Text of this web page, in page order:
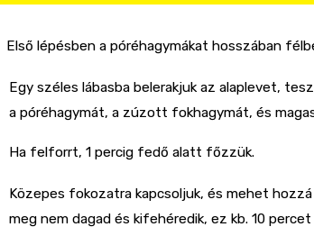
Első lépésben a póréhagymákat hosszában
Egy széles lábasba belerakjuk az alaplevet,
a póréhagymát, a zúzott fokhagymát, és
Ha felforrt, 1 percig fedő alatt főzzük.
Közepes fokozatra kapcsoljuk, és mehet
meg nem dagad és kifehéredik, ez kb. 10